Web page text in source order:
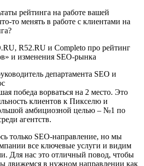
рейтинга на работе вашей
то менять в работе с клиентами на
департамента SEO и
победа ворваться на 2 место. Это
клиентов к Пикселю и
амбициозной целью – №1 по
агентств.
только SEO-направление, но мы
все ключевые услуги и видим
Для нас это отличный повод, чтобы
движемся в нужном направлении как